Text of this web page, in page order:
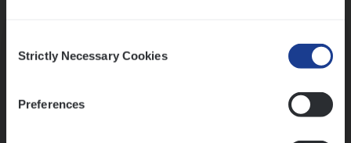
Selection
Strictly Necessary Cookies
Preferences